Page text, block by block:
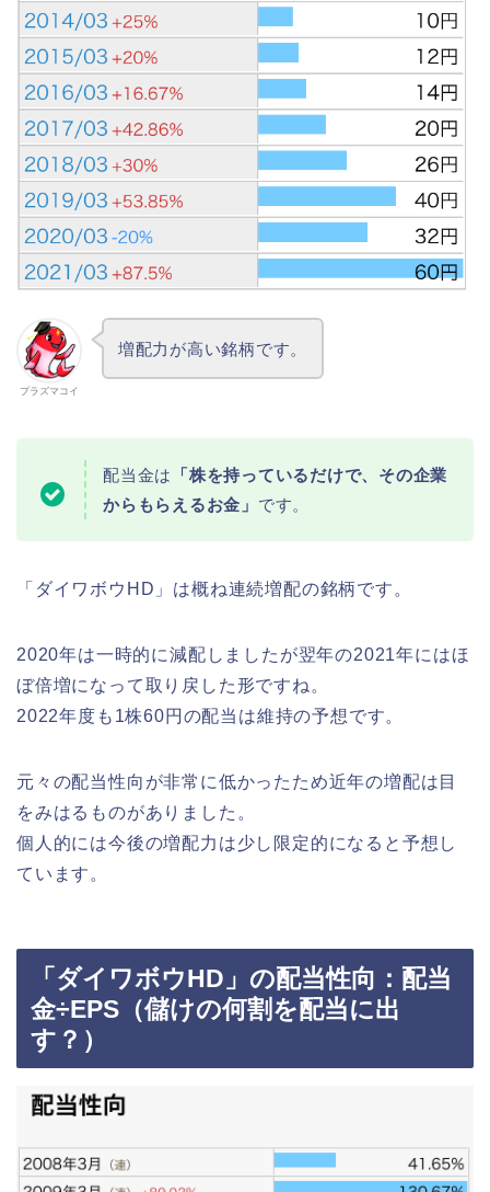
プラズマコイ
増配力が高い銘柄です。
配当金は
「株を持っているだけで、その企業
からもらえるお金」 です。
「ダイワボウHD」は概ね連続増配の銘柄です。
2020年は一時的に減配しましたが翌年の2021年にはほ
ぼ倍増になって取り戻した形ですね。
2022年度も1株60円の配当は維持の予想です。
元々の配当性向が非常に低かったため近年の増配は目
をみはるものがありました。
個人的には今後の増配力は少し限定的になると予想し
ています。
「ダイワボウHD」の配当性向：配当
金÷EPS（儲けの何割を配当に出
す？）